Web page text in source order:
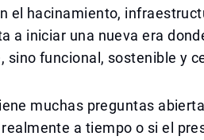
el hacinamiento,
a iniciar una nueva era
sino funcional, sostenible y
muchas preguntas
a tiempo o si el